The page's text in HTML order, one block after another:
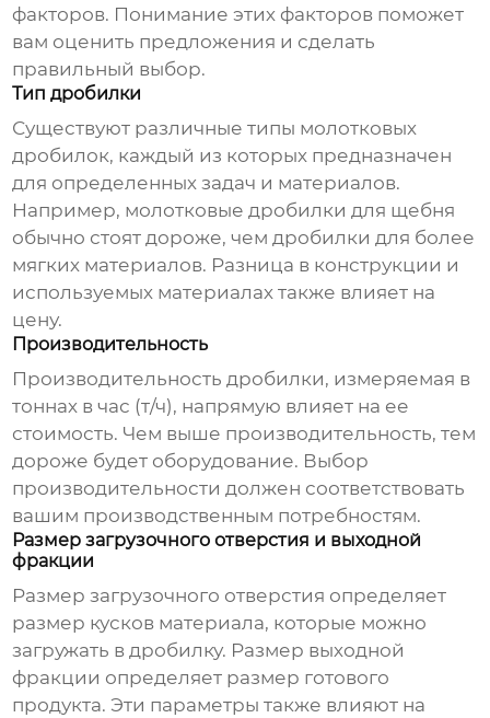
факторов. Понимание этих факторов поможет
вам оценить предложения и сделать
правильный выбор.
Тип дробилки
Существуют различные типы молотковых
дробилок, каждый из которых предназначен
для определенных задач и материалов.
Например, молотковые дробилки для щебня
обычно стоят дороже, чем дробилки для более
мягких материалов. Разница в конструкции и
используемых материалах также влияет на
цену.
Производительность
Производительность дробилки, измеряемая в
тоннах в час (т/ч), напрямую влияет на ее
стоимость. Чем выше производительность, тем
дороже будет оборудование. Выбор
производительности должен соответствовать
вашим производственным потребностям.
Размер загрузочного отверстия и выходной
фракции
Размер загрузочного отверстия определяет
размер кусков материала, которые можно
загружать в дробилку. Размер выходной
фракции определяет размер готового
продукта. Эти параметры также влияют на